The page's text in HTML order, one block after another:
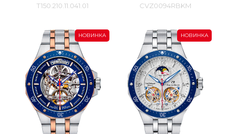
T150.210.11.041.01 CVZ0094RBKM
НОВИНКА НОВИНКА